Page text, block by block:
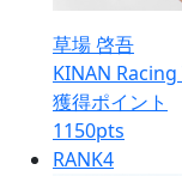
草場 啓吾
KINAN Racing
獲得ポイント
1150pts
RANK4